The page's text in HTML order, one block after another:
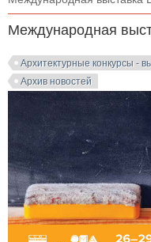
Международная
Архитектурные конкурсы -
Архив новостей